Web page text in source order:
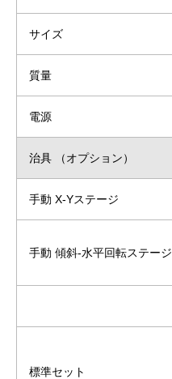
サイズ
質量
電源
治具 （オプション）
手動 X-Yステージ
手動 傾斜-水平回転ステージ
標準セット